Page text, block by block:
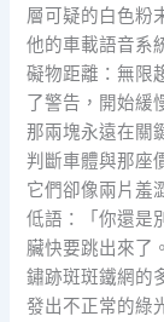
層可疑的白色粉
他的車載語音系
礙物距離：無限
了警告，開始緩
那兩塊永遠在關
判斷車體與那座
它們卻像兩片羞
低語：「你還是
臟快要跳出來了
鏽跡斑斑鐵網的
發出不正常的綠